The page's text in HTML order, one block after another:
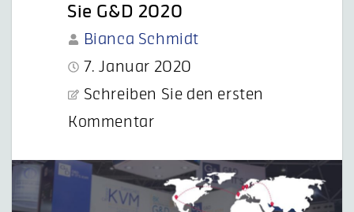
Sie G&D 2020
Bianca Schmidt
7. Januar 2020
Schreiben Sie den ersten
Kommentar